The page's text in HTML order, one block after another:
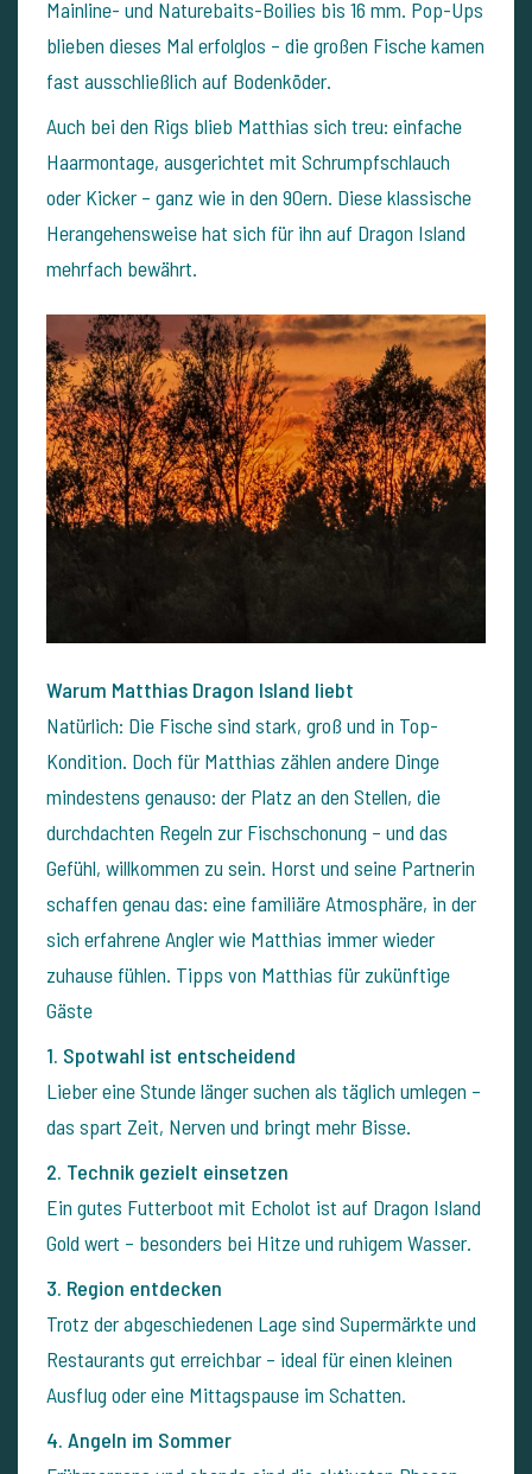
Mainline- und Naturebaits-Boilies bis 16 mm. Pop-Ups
blieben dieses Mal erfolglos – die großen Fische kamen
fast ausschließlich auf Bodenköder.
Auch bei den Rigs blieb Matthias sich treu: einfache
Haarmontage, ausgerichtet mit Schrumpfschlauch
oder Kicker – ganz wie in den 90ern. Diese klassische
Herangehensweise hat sich für ihn auf Dragon Island
mehrfach bewährt.
Warum Matthias Dragon Island liebt
Natürlich: Die Fische sind stark, groß und in Top-
Kondition. Doch für Matthias zählen andere Dinge
mindestens genauso: der Platz an den Stellen, die
durchdachten Regeln zur Fischschonung – und das
Gefühl, willkommen zu sein. Horst und seine Partnerin
schaffen genau das: eine familiäre Atmosphäre, in der
sich erfahrene Angler wie Matthias immer wieder
zuhause fühlen. Tipps von Matthias für zukünftige
Gäste
1. Spotwahl ist entscheidend
Lieber eine Stunde länger suchen als täglich umlegen –
das spart Zeit, Nerven und bringt mehr Bisse.
2. Technik gezielt einsetzen
Ein gutes Futterboot mit Echolot ist auf Dragon Island
Gold wert – besonders bei Hitze und ruhigem Wasser.
3. Region entdecken
Trotz der abgeschiedenen Lage sind Supermärkte und
Restaurants gut erreichbar – ideal für einen kleinen
Ausflug oder eine Mittagspause im Schatten.
4. Angeln im Sommer